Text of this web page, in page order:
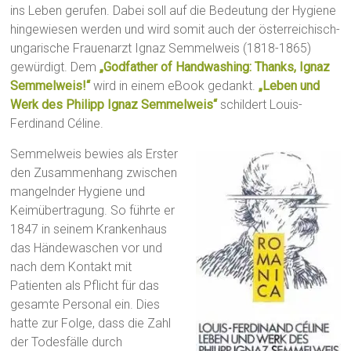
ins Leben gerufen. Dabei soll auf die Bedeutung der Hygiene
hingewiesen werden und wird somit auch der österreichisch-
ungarische Frauenarzt Ignaz Semmelweis (1818-1865)
gewürdigt. Dem„Godfather of Handwashing: Thanks, Ignaz
Semmelweis!“ wird in einem eBook gedankt.„Leben und
Werk des Philipp Ignaz Semmelweis“ schildert Louis-
Ferdinand Céline.
Semmelweis bewies als Erster
den Zusammenhang zwischen
mangelnder Hygiene und
Keimübertragung. So führte er
1847 in seinem Krankenhaus
das Händewaschen vor und
nach dem Kontakt mit
Patienten als Pflicht für das
gesamte Personal ein. Dies
hatte zur Folge, dass die Zahl
der Todesfälle durch